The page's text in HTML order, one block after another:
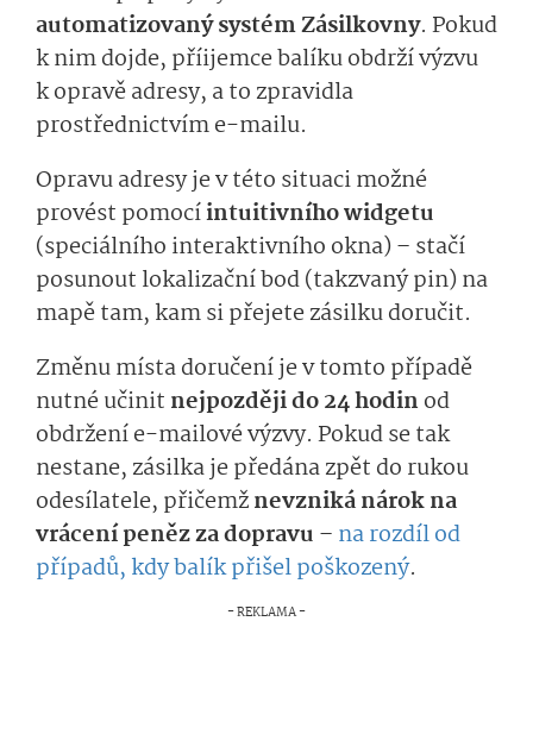
automatizovaný systém Zásilkovny. Pokud
k nim dojde, příijemce balíku obdrží výzvu
k opravě adresy, a to zpravidla
prostřednictvím e-mailu.
Opravu adresy je v této situaci možné
provést pomocíintuitivního widgetu
(speciálního interaktivního okna) – stačí
posunout lokalizační bod (takzvaný pin) na
mapě tam, kam si přejete zásilku doručit.
Změnu místa doručení je v tomto případě
nutné učinit nejpozději do 24 hodinod
obdržení e-mailové výzvy. Pokud se tak
nestane, zásilka je předána zpět do rukou
odesílatele, přičemžnevzniká nárok na
vrácení peněz za dopravu – na rozdíl od
případů, kdy balík přišel poškozený.